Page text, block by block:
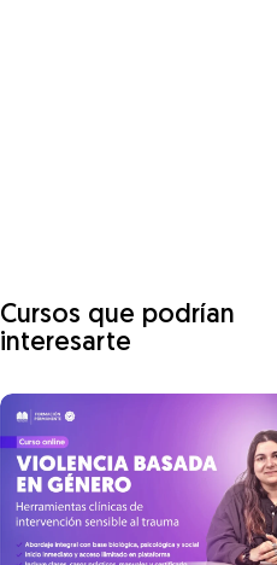
Cursos que podrían
interesarte